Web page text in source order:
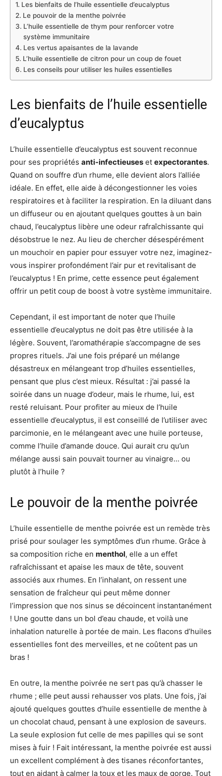
Les bienfaits de l’huile essentielle d’eucalyptus
Le pouvoir de la menthe poivrée
L’huile essentielle de thym pour renforcer votre
système immunitaire
Les vertus apaisantes de la lavande
L’huile essentielle de citron pour un coup de fouet
Les conseils pour utiliser les huiles essentielles
Les bienfaits de l’huile essentielle
d’eucalyptus
L’huile essentielle d’eucalyptus est souvent reconnue
pour ses propriétés anti-infectieuses et expectorantes.
Quand on souffre d’un rhume, elle devient alors l’alliée
idéale. En effet, elle aide à décongestionner les voies
respiratoires et à faciliter la respiration. En la diluant dans
un diffuseur ou en ajoutant quelques gouttes à un bain
chaud, l’eucalyptus libère une odeur rafraîchissante qui
désobstrue le nez. Au lieu de chercher désespérément
un mouchoir en papier pour essuyer votre nez, imaginez-
vous inspirer profondément l’air pur et revitalisant de
l’eucalyptus ! En prime, cette essence peut également
offrir un petit coup de boost à votre système immunitaire.
Cependant, il est important de noter que l’huile
essentielle d’eucalyptus ne doit pas être utilisée à la
légère. Souvent, l’aromathérapie s’accompagne de ses
propres rituels. J’ai une fois préparé un mélange
désastreux en mélangeant trop d’huiles essentielles,
pensant que plus c’est mieux. Résultat : j’ai passé la
soirée dans un nuage d’odeur, mais le rhume, lui, est
resté reluisant. Pour profiter au mieux de l’huile
essentielle d’eucalyptus, il est conseillé de l’utiliser avec
parcimonie, en le mélangeant avec une huile porteuse,
comme l’huile d’amande douce. Qui aurait cru qu’un
mélange aussi sain pouvait tourner au vinaigre… ou
plutôt à l’huile ?
Le pouvoir de la menthe poivrée
L’huile essentielle de menthe poivrée est un remède très
prisé pour soulager les symptômes d’un rhume. Grâce à
sa composition riche en menthol, elle a un effet
rafraîchissant et apaise les maux de tête, souvent
associés aux rhumes. En l’inhalant, on ressent une
sensation de fraîcheur qui peut même donner
l’impression que nos sinus se décoincent instantanément
! Une goutte dans un bol d’eau chaude, et voilà une
inhalation naturelle à portée de main. Les flacons d’huiles
essentielles font des merveilles, et ne coûtent pas un
bras !
En outre, la menthe poivrée ne sert pas qu’à chasser le
rhume ; elle peut aussi rehausser vos plats. Une fois, j’ai
ajouté quelques gouttes d’huile essentielle de menthe à
un chocolat chaud, pensant à une explosion de saveurs.
La seule explosion fut celle de mes papilles qui se sont
mises à fuir ! Fait intéressant, la menthe poivrée est aussi
un excellent complément à des tisanes réconfortantes,
tout en aidant à calmer la toux et les maux de gorge. Tout